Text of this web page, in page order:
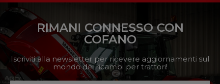
RIMANI CONNESSO CON
COFANO
Iscriviti alla newsletter per ricevere aggiornamenti sul
mondo dei ricambi per trattori!